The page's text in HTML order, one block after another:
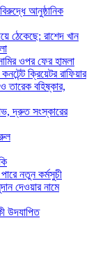
আনুষ্ঠানিক
ঠেকেছে: রাশেদ খান
ওপর ফের হামলা
ক্রিয়েটর রাফিয়ার
ও তারেক বহিষ্কার,
দ্রুত সংস্কারের
নতুন কর্মসুচী
দেওয়ার নামে
উদযাপিত